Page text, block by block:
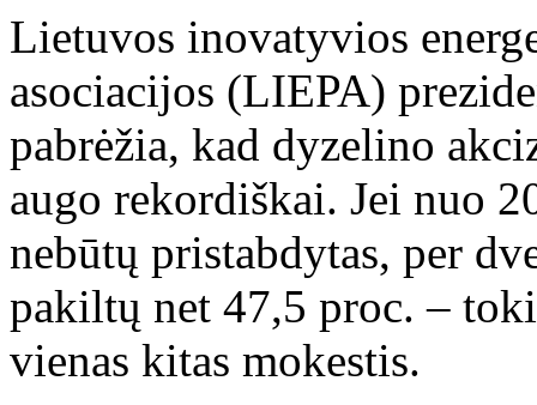
Lietuvos inovatyvios
asociacijos (LIEPA)
pabrėžia, kad dyzelino
augo rekordiškai. Jei nuo
nebūtų pristabdytas, per
pakiltų net 47,5 proc. –
vienas kitas mokestis.